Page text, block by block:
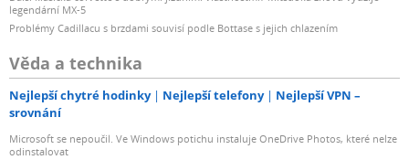
legendární MX-5
Problémy Cadillacu s brzdami souvisí podle Bottase s jejich chlazením
Věda a technika
Nejlepší chytré hodinky Nejlepší telefony
Nejlepší VPN –
srovnání
Microsoft se nepoučil. Ve Windows potichu instaluje OneDrive Photos, které nelze
odinstalovat